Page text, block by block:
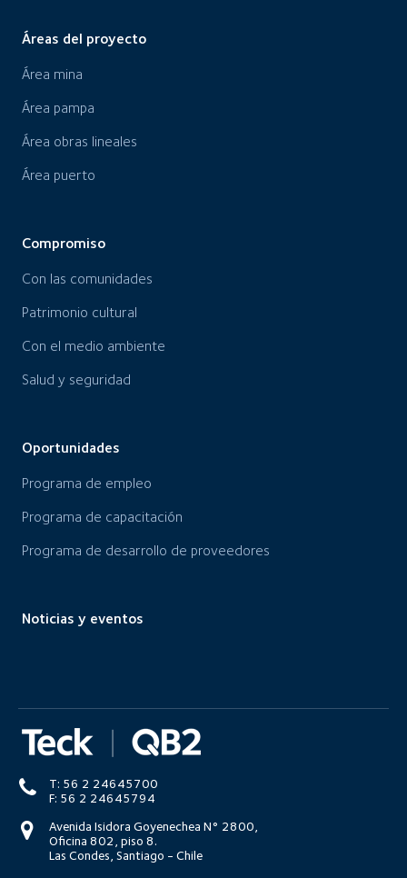
Áreas del proyecto
Área mina
Área pampa
Área obras lineales
Área puerto
Compromiso
Con las comunidades
Patrimonio cultural
Con el medio ambiente
Salud y seguridad
Oportunidades
Programa de empleo
Programa de capacitación
Programa de desarrollo de proveedores
Noticias y eventos
T: 56 2 24645700
F: 56 2 24645794
Avenida Isidora Goyenechea N° 2800,
Oficina 802, piso 8.
Las Condes, Santiago - Chile